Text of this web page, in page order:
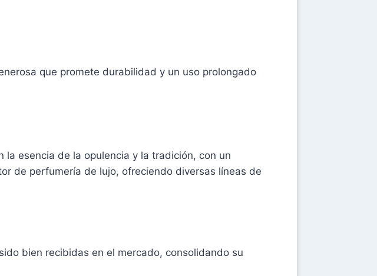
que promete durabilidad y un uso prolongado
esencia de la opulencia y la tradición, con un
de perfumería de lujo, ofreciendo diversas líneas de
bien recibidas en el mercado, consolidando su